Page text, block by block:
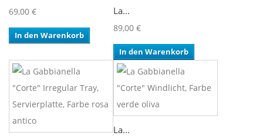
69,00 €
In den Warenkorb
La...
89,00 €
In den Warenkorb
La...